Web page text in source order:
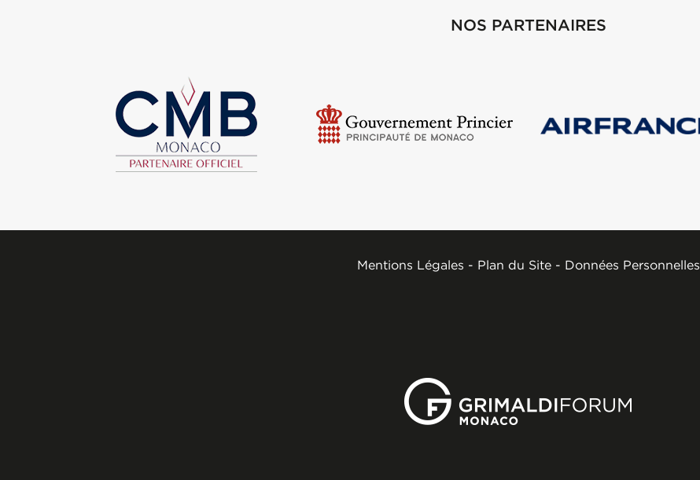
NOS PARTENAIRES
Mentions Légales - Plan du Site - Données Personnelles